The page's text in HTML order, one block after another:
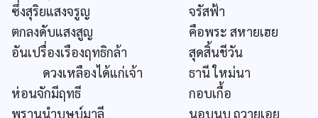
ซึ่งสุริยแสงจรูญ
จรัสฟ้า
ตกลงดับแสงสูญ
คือพระ สหายเฮย
อันเปรื่องเรืองฤทธิกล้า
สุดสิ้นชีวัน
ดวงเหลืองได้แก่เจ้า
ธานี ใหม่นา
ห่อนจักมีฤทธี
กอบเกื้อ
พรานนำบุษบ์มาลี
นอบนบ ถวายเอย